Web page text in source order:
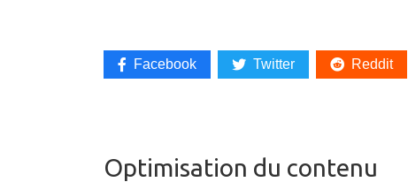
Facebook Twitter Reddit
Optimisation du contenu